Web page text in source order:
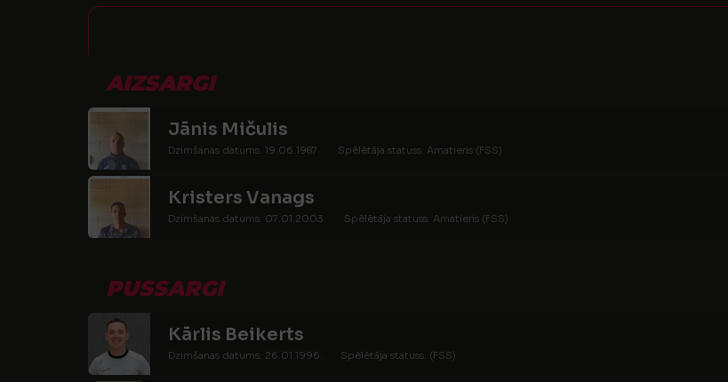
AIZSARGI
Jānis Mičulis
Dzimšanas datums: 19.06.1987. Spēlētāja statuss: Amatieris (FSS)
Kristers Vanags
Dzimšanas datums: 07.01.2003. Spēlētāja statuss: Amatieris (FSS)
PUSSARGI
Kārlis Beikerts
Dzimšanas datums: 26.01.1996. Spēlētāja statuss: (FSS)